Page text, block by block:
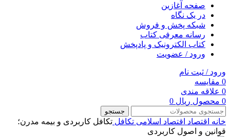
صفحه آغازین
در یک نگاه
شبکه پخش و فروش
رسانه معرفی کتاب
کتاب الکترونیک و پادپخش
ورود / عضویت
ورود / ثبت نام
0 مقایسه
0 علاقه مندی
0 محصول ریال
جستجو
خانه اقتصاد اقتصاد اسلامی تکافل تکافل کاربردی و بیمه مدرن؛
قوانین و اصول کاربردی